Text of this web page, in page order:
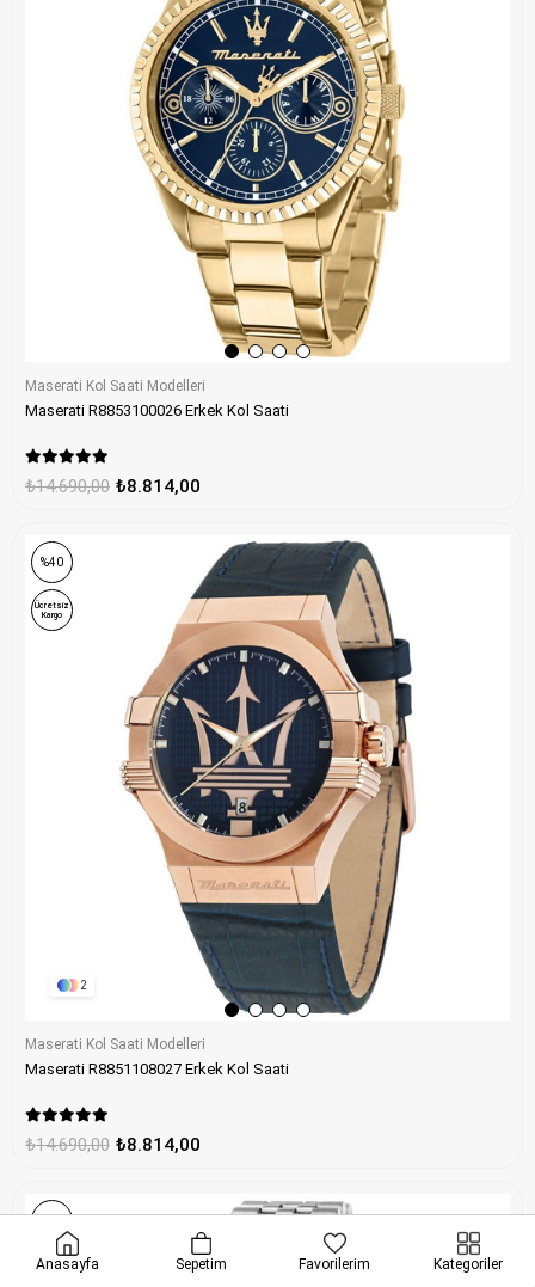
• ONLINE ÖZEL Seçili ürünlerde ekstra indirim HIZLI
Maserati Kol Saati Modelleri
Maserati R8853100026 Erkek Kol Saati
₺8.814,00
₺14.690,00
2
Maserati Kol Saati Modelleri
Maserati R8851108027 Erkek Kol Saati
₺8.814,00
₺14.690,00
%40
Ücretsiz
Kargo
Ücretsiz
Anasayfa Sepetim Favorilerim Kategoriler